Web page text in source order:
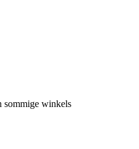
sommige winkels